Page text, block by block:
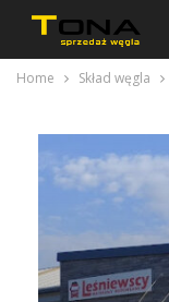
Home Skład węgla